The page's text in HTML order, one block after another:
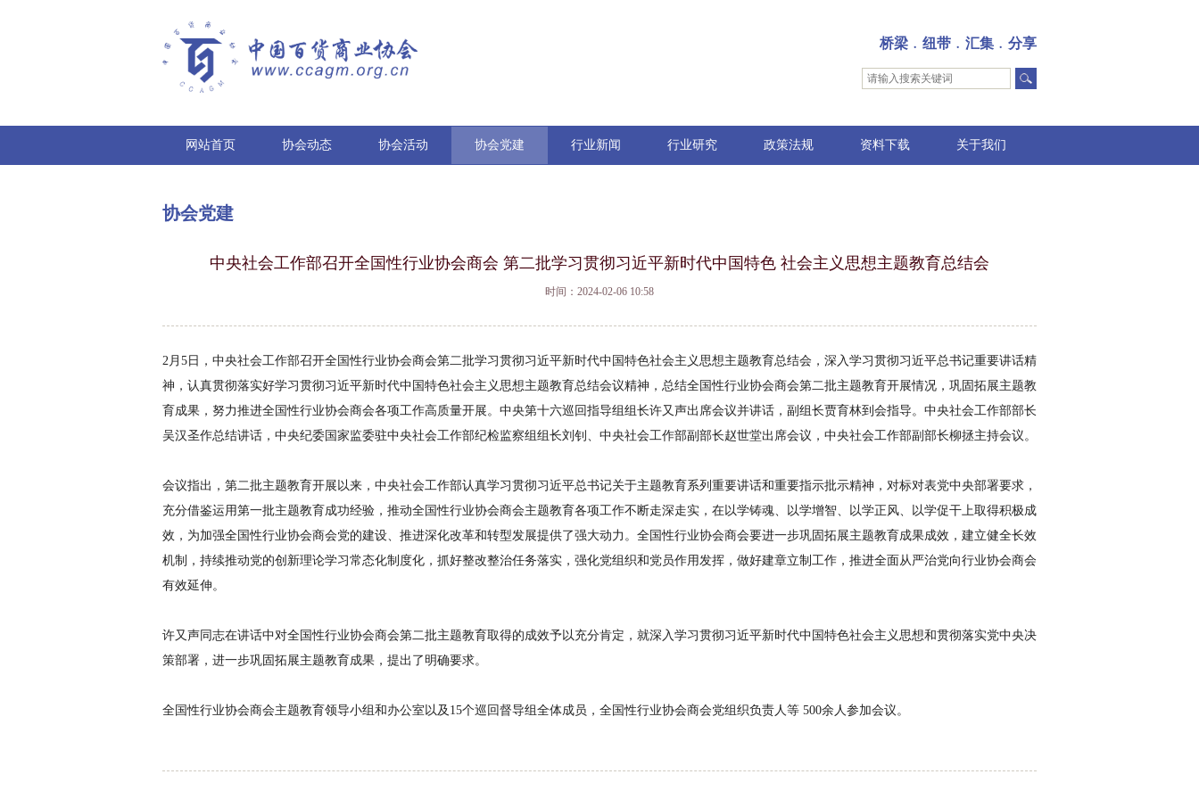
桥梁﹒纽带﹒汇集﹒分享
网站首页 协会动态 协会活动 协会党建 行业新闻 行业研究 政策法规 资料下载 关于我们
协会党建
中央社会工作部召开全国性行业协会商会 第二批学习贯彻习近平新时代中国特色 社会主义思想主题教育总结会
时间：2024-02-06 10:58
2月 5 日，中央社会工作部召开全国性行业协会商会第二批学习贯彻习近平新时代中国特色社会主义思想主题教育总结会，深入学习贯彻习近平总书记重要讲话精
神，认真贯彻落实好学习贯彻习近平新时代中国特色社会主义思想主题教育总结会议精神，总结全国性行业协会商会第二批主题教育开展情况，巩固拓展主题教
育成果，努力推进全国性行业协会商会各项工作高质量开展。中央第十六巡回指导组组长许又声出席会议并讲话，副组长贾育林到会指导。中央社会工作部部长
吴汉圣作总结讲话，中央纪委国家监委驻中央社会工作部纪检监察组组长刘钊、中央社会工作部副部长赵世堂出席会议，中央社会工作部副部长柳拯主持会议。
会议指出，第二批主题教育开展以来，中央社会工作部认真学习贯彻习近平总书记关于主题教育系列重要讲话和重要指示批示精神，对标对表党中央部署要求，
充分借鉴运用第一批主题教育成功经验，推动全国性行业协会商会主题教育各项工作不断走深走实，在以学铸魂、以学增智、以学正风、以学促干上取得积极成
效，为加强全国性行业协会商会党的建设、推进深化改革和转型发展提供了强大动力。全国性行业协会商会要进一步巩固拓展主题教育成果成效，建立健全长效
机制，持续推动党的创新理论学习常态化制度化，抓好整改整治任务落实，强化党组织和党员作用发挥，做好建章立制工作，推进全面从严治党向行业协会商会
有效延伸。
许又声同志在讲话中对全国性行业协会商会第二批主题教育取得的成效予以充分肯定，就深入学习贯彻习近平新时代中国特色社会主义思想和贯彻落实党中央决
策部署，进一步巩固拓展主题教育成果，提出了明确要求。
全国性行业协会商会主题教育领导小组和办公室以及 15个巡回督导组全体成员，全国性行业协会商会党组织负责人等 500余人参加会议。